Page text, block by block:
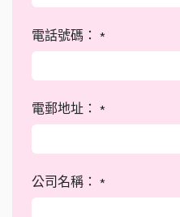
電話號碼： *
電郵地址： *
公司名稱： *